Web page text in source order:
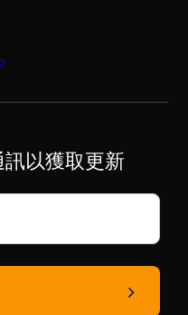
以獲取更新